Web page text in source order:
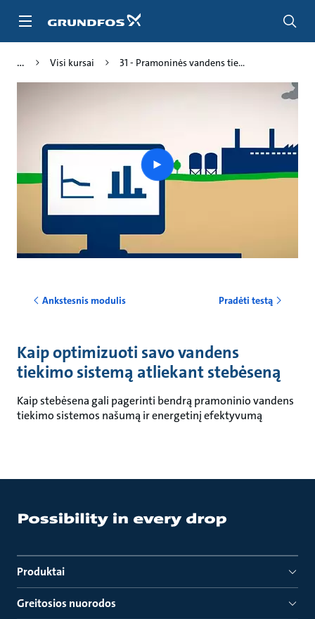
Visi kursai 31 - Pramoninės vandens tie...
Play
video
Ankstesnis modulis Pradėti testą
Kaip optimizuoti savo vandens
tiekimo sistemą atliekant stebėseną
Kaip stebėsena gali pagerinti bendrą pramoninio vandens
tiekimo sistemos našumą ir energetinį efektyvumą
Produktai
Greitosios nuorodos